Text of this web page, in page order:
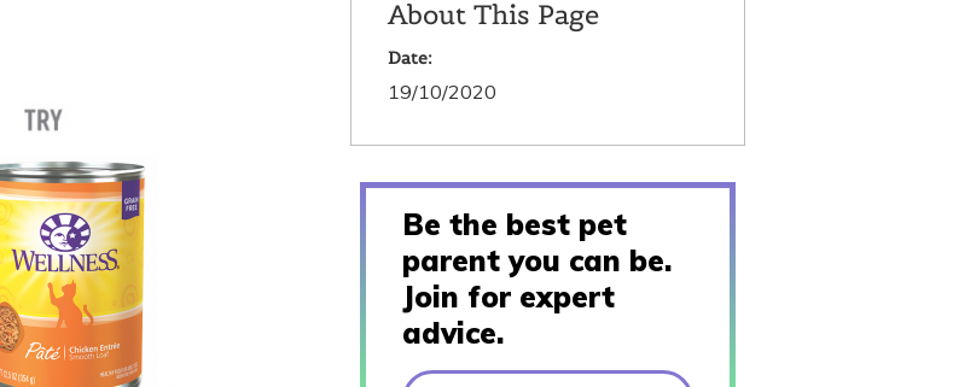
About This Page
Date:
19/10/2020
Be the best pet
parent you can be.
Join for expert
advice.